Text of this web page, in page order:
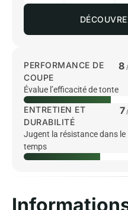
PERFORMANCE DE
COUPE
8
Évalue l’efficacité de tonte
ENTRETIEN ET
DURABILITÉ
7
Jugent la résistance dans le
temps